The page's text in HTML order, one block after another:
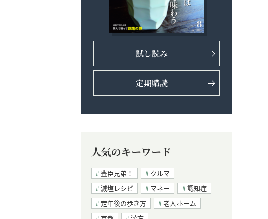
試し読み
定期購読
人気のキーワード
豊臣兄弟！
クルマ
減塩レシピ
マネー
認知症
定年後の歩き方
老人ホーム